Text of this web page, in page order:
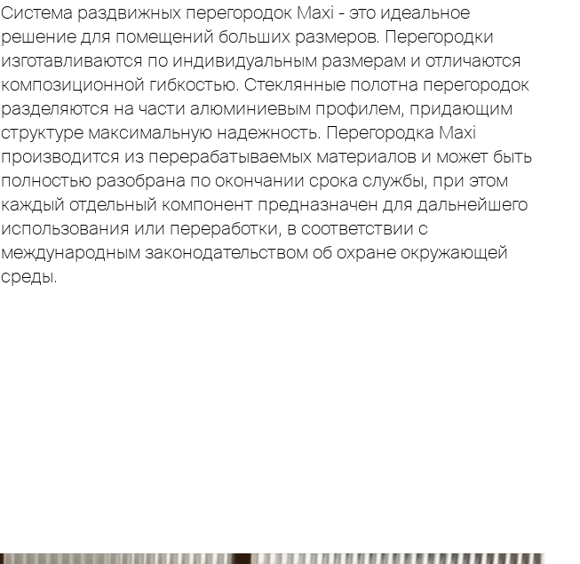
Система раздвижных перегородок Maxi - это идеальное
решение для помещений больших размеров. Перегородки
изготавливаются по индивидуальным размерам и отличаются
композиционной гибкостью. Стеклянные полотна перегородок
разделяются на части алюминиевым профилем, придающим
структуре максимальную надежность. Перегородка Maxi
производится из перерабатываемых материалов и может быть
полностью разобрана по окончании срока службы, при этом
каждый отдельный компонент предназначен для дальнейшего
использования или переработки, в соответствии с
международным законодательством об охране окружающей
среды.